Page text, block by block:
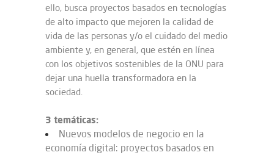
ello, busca proyectos basados en tecnologías
de alto impacto que mejoren la calidad de
vida de las personas y/o el cuidado del medio
ambiente y, en general, que estén en línea
con los objetivos sostenibles de la ONU para
dejar una huella transformadora en la
sociedad.
3 temáticas:
Nuevos modelos de negocio en la
economía digital: proyectos basados en